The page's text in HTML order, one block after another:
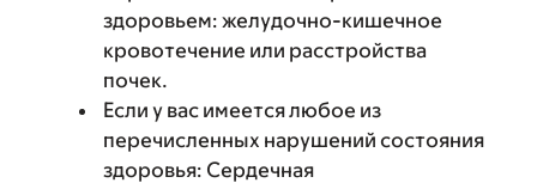
здоровьем: желудочно-кишечное
кровотечение или расстройства
почек.
Если у вас имеется любое из
перечисленных нарушений состояния
здоровья: Сердечная